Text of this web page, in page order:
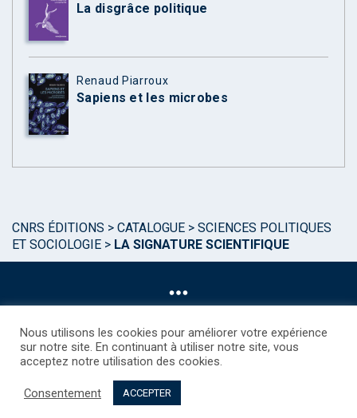
La disgrâce politique
Renaud Piarroux
Sapiens et les microbes
CNRS ÉDITIONS > CATALOGUE > SCIENCES POLITIQUES
ET SOCIOLOGIE > LA SIGNATURE SCIENTIFIQUE
©CNRS EDITIONS 2025
Droits étrangers / Foreign rights
Nous utilisons les cookies pour améliorer votre expérience
sur notre site. En continuant à utiliser notre site, vous
acceptez notre utilisation des cookies.
Consentement ACCEPTER